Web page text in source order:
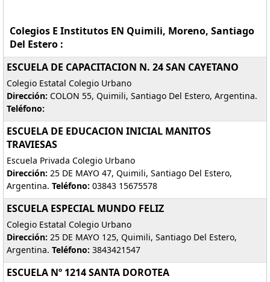
Colegios E Institutos EN Quimili, Moreno, Santiago
Del Estero :
ESCUELA DE CAPACITACION N. 24 SAN CAYETANO
Colegio Estatal Colegio Urbano
Dirección: COLON 55, Quimili, Santiago Del Estero, Argentina.
Teléfono:
ESCUELA DE EDUCACION INICIAL MANITOS
TRAVIESAS
Escuela Privada Colegio Urbano
Dirección: 25 DE MAYO 47, Quimili, Santiago Del Estero,
Argentina. Teléfono: 03843 15675578
ESCUELA ESPECIAL MUNDO FELIZ
Colegio Estatal Colegio Urbano
Dirección: 25 DE MAYO 125, Quimili, Santiago Del Estero,
Argentina. Teléfono: 3843421547
ESCUELA Nº 1214 SANTA DOROTEA